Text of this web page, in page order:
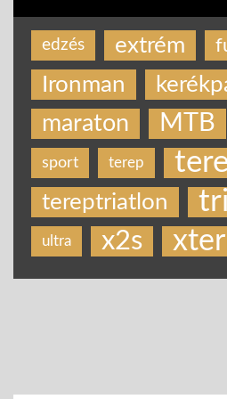
edzés extrém
Ironman
maraton MTB
sport terep
tereptriatlon
ultra x2s